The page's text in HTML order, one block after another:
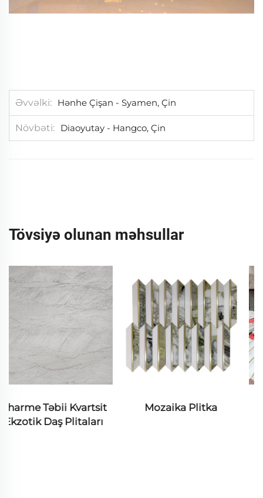
Əvvəlki Hənhe Çişan - Syamen, Çin
Növbəti Diaoyutay - Hangco, Çin
Tövsiyə olunan məhsullar
Mozaika Plitka CNC Panel